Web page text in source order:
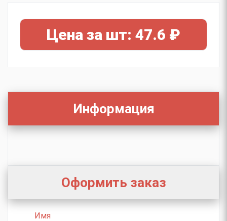
Цена за шт: 47.6 ₽
Информация
Оформить заказ
Имя